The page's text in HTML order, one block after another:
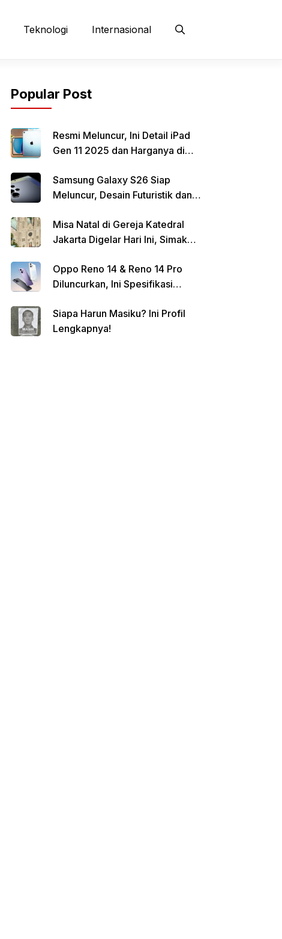
Teknologi Internasional
Popular Post
Resmi Meluncur, Ini Detail iPad
Gen 11 2025 dan Harganya di
Samsung Galaxy S26 Siap
Meluncur, Desain Futuristik dan
Misa Natal di Gereja Katedral
Jakarta Digelar Hari Ini, Simak
Oppo Reno 14 & Reno 14 Pro
Diluncurkan, Ini Spesifikasi
Siapa Harun Masiku? Ini Profil
Lengkapnya!